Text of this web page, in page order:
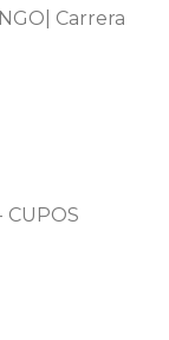
Carrera
CUPOS